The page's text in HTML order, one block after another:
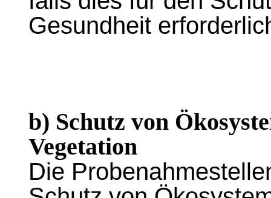
Gesundheit
b) Schutz von
Vegetation
Die